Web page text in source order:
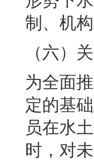
制、机
（六）
为全面
定的基
员在水
时，对